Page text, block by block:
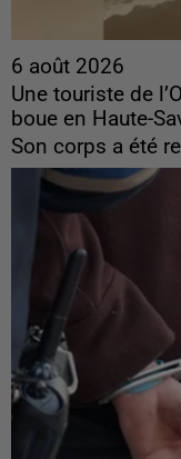
6 août 2026
Une touriste de
boue en Haute-
Son corps a été